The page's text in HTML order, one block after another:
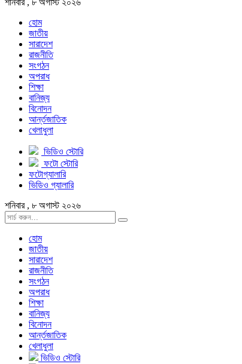
শনিবার , ৮ অগাস্ট ২০২৬
হোম
জাতীয়
সারাদেশ
রাজনীতি
সংগঠন
অপরাধ
শিক্ষা
বানিজ্য
বিনোদন
আর্ন্তজাতিক
খেলাধুলা
ভিডিও স্টোরি
ফটো স্টোরি
ফটোগ্যালারি
ভিডিও গ্যালারি
শনিবার , ৮ অগাস্ট ২০২৬
হোম
জাতীয়
সারাদেশ
রাজনীতি
সংগঠন
অপরাধ
শিক্ষা
বানিজ্য
বিনোদন
আর্ন্তজাতিক
খেলাধুলা
ভিডিও স্টোরি